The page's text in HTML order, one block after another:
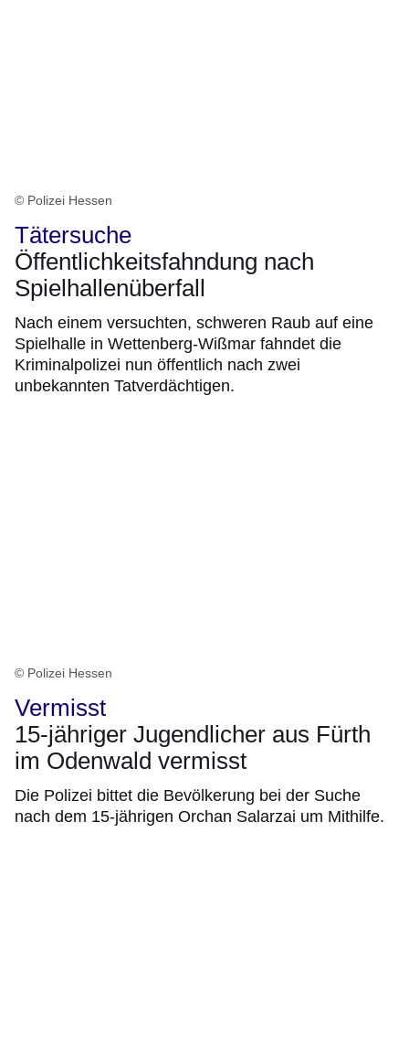
© Polizei Hessen
Tätersuche
Öffentlichkeitsfahndung nach
Spielhallenüberfall
Nach einem versuchten, schweren Raub auf eine
Spielhalle in Wettenberg-Wißmar fahndet die
Kriminalpolizei nun öffentlich nach zwei
unbekannten Tatverdächtigen.
© Polizei Hessen
Vermisst
15-jähriger Jugendlicher aus Fürth
im Odenwald vermisst
Die Polizei bittet die Bevölkerung bei der Suche
nach dem 15-jährigen Orchan Salarzai um Mithilfe.